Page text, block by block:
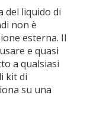
del liquido di
non è
esterna. Il
e quasi
a qualsiasi
kit di
su una